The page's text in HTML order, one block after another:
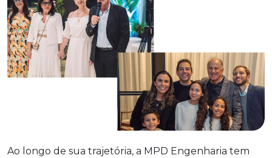
Ao longo de sua trajetória, a MPD Engenharia tem